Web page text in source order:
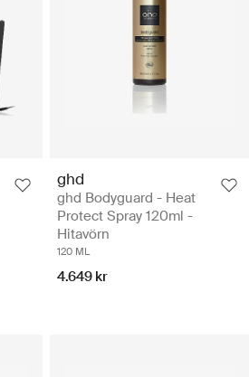
ghd
ghd Bodyguard - Heat
Protect Spray 120ml -
Hitavörn
120 ML
4.649 kr